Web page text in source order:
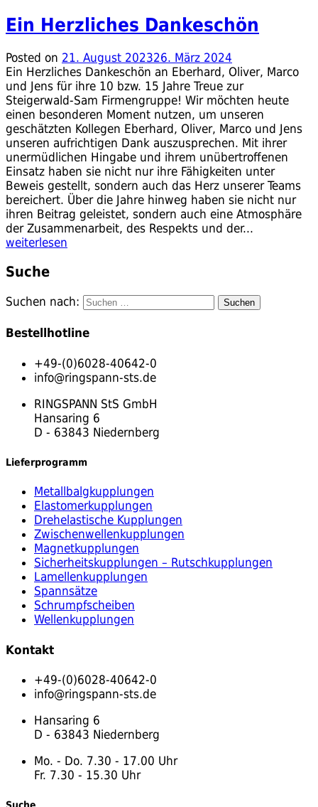
Ein Herzliches Dankeschön
Posted on 21. August 202326. März 2024
Ein Herzliches Dankeschön an Eberhard, Oliver, Marco
und Jens für ihre 10 bzw. 15 Jahre Treue zur
Steigerwald-Sam Firmengruppe! Wir möchten heute
einen besonderen Moment nutzen, um unseren
geschätzten Kollegen Eberhard, Oliver, Marco und Jens
unseren aufrichtigen Dank auszusprechen. Mit ihrer
unermüdlichen Hingabe und ihrem unübertroffenen
Einsatz haben sie nicht nur ihre Fähigkeiten unter
Beweis gestellt, sondern auch das Herz unserer Teams
bereichert. Über die Jahre hinweg haben sie nicht nur
ihren Beitrag geleistet, sondern auch eine Atmosphäre
der Zusammenarbeit, des Respekts und der...
weiterlesen
Suche
Suchen nach:
Bestellhotline
+49-(0)6028-40642-0
info@ringspann-sts.de
RINGSPANN StS GmbH
Hansaring 6
D - 63843 Niedernberg
Lieferprogramm
Metallbalgkupplungen
Elastomerkupplungen
Drehelastische Kupplungen
Zwischenwellenkupplungen
Magnetkupplungen
Sicherheitskupplungen – Rutschkupplungen
Lamellenkupplungen
Spannsätze
Schrumpfscheiben
Wellenkupplungen
Kontakt
+49-(0)6028-40642-0
info@ringspann-sts.de
Hansaring 6
D - 63843 Niedernberg
Mo. - Do. 7.30 - 17.00 Uhr
Fr. 7.30 - 15.30 Uhr